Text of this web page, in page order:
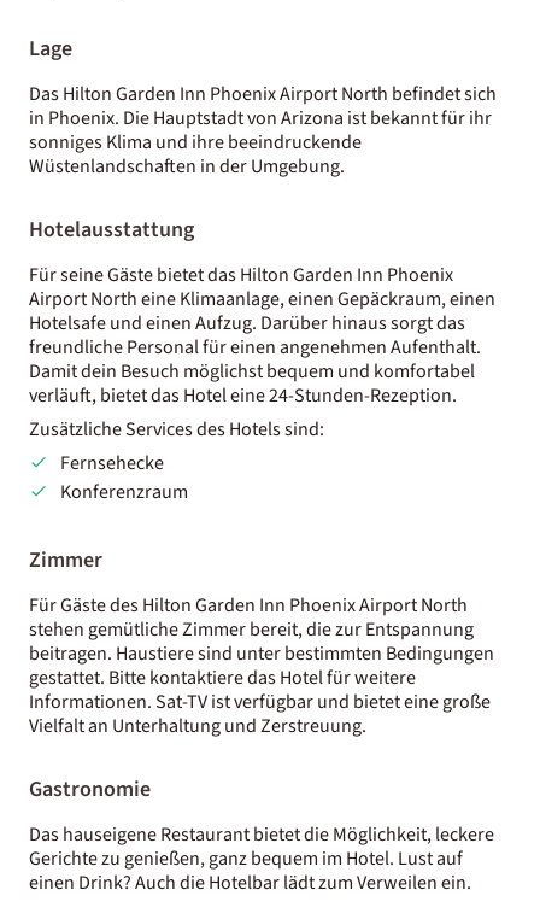
Lage
Das Hilton Garden Inn Phoenix Airport North befindet sich
in Phoenix. Die Hauptstadt von Arizona ist bekannt für ihr
sonniges Klima und ihre beeindruckende
Wüstenlandschaften in der Umgebung.
Hotelausstattung
Für seine Gäste bietet das Hilton Garden Inn Phoenix
Airport North eine Klimaanlage, einen Gepäckraum, einen
Hotelsafe und einen Aufzug. Darüber hinaus sorgt das
freundliche Personal für einen angenehmen Aufenthalt.
Damit dein Besuch möglichst bequem und komfortabel
verläuft, bietet das Hotel eine 24-Stunden-Rezeption.
Zusätzliche Services des Hotels sind:
Fernsehecke
Konferenzraum
Zimmer
Für Gäste des Hilton Garden Inn Phoenix Airport North
stehen gemütliche Zimmer bereit, die zur Entspannung
beitragen. Haustiere sind unter bestimmten Bedingungen
gestattet. Bitte kontaktiere das Hotel für weitere
Informationen. Sat-TV ist verfügbar und bietet eine große
Vielfalt an Unterhaltung und Zerstreuung.
Gastronomie
Das hauseigene Restaurant bietet die Möglichkeit, leckere
Gerichte zu genießen, ganz bequem im Hotel. Lust auf
einen Drink? Auch die Hotelbar lädt zum Verweilen ein.